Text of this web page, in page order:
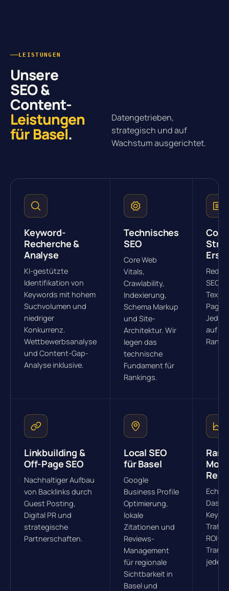
LEISTUNGEN
Unsere
SEO &
Content-
Leistungen
für Basel.
Datengetrieben,
strategisch und auf
Wachstum ausgerichtet.
Keyword-
Recherche &
Analyse
KI-gestützte
Identifikation von
Keywords mit hohem
Suchvolumen und
niedriger
Konkurrenz.
Wettbewerbsanalyse
und Content-Gap-
Analyse inklusive.
Technisches
SEO
Core Web
Vitals,
Crawlability,
Indexierung,
Schema Markup
und Site-
Architektur. Wir
legen das
technische
Fundament für
Rankings.
SEO-
Texte
Jeder
auf
Linkbuilding &
Off-Page SEO
Nachhaltiger Aufbau
von Backlinks durch
Guest Posting,
Digital PR und
strategische
Partnerschaften.
Local SEO
für Basel
Google
Business Profile
Optimierung,
lokale
Zitationen und
Reviews-
Management
für regionale
Sichtbarkeit in
Basel und
ROI-
jeden